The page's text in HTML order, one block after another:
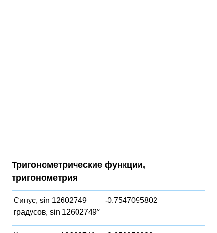
Тригонометрические функции,
тригонометрия
Синус, sin 12602749
градусов, sin 12602749°
-0.7547095802